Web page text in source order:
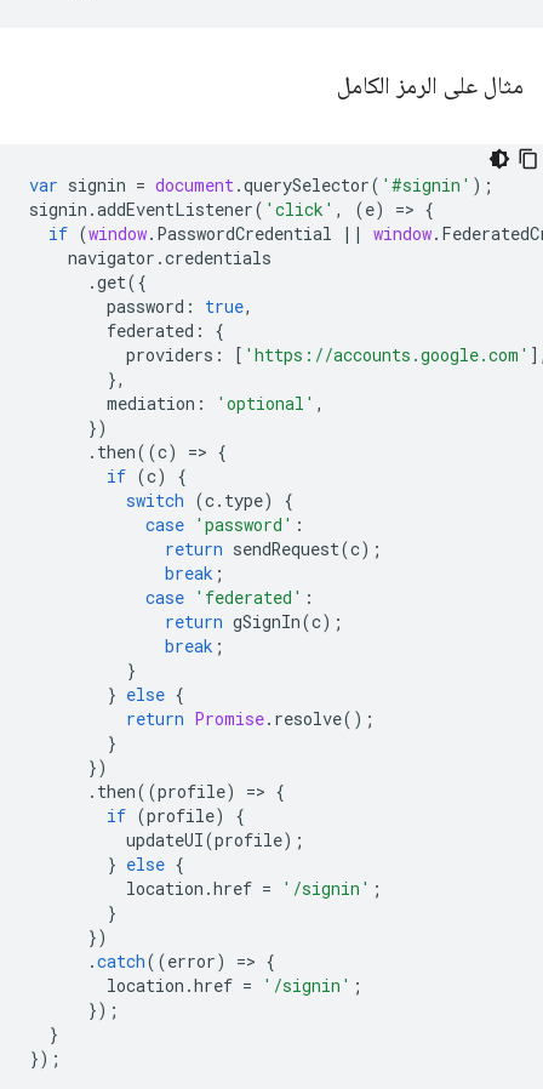
مثال على الرمز الكامل
var signin = document.querySelector( '#signin' );
signin .addEventListener( 'click' , (e) => {
if (window. PasswordCredential || window.
navigator .credentials
.get({
password : true,
federated :
{
providers : [ 'https://accounts.google.com'
},
mediation : 'optional' ,
})
. then((c) => {
if (c)
{
switch (c. type)
{
case 'password' :
return sendRequest(c);
break ;
case 'federated' :
return gSignIn(c);
break ;
}
} else {
return Promise. resolve();
}
})
. then((profile) => {
if (profile)
{
updateUI(profile);
} else {
location .href = '/signin' ;
}
})
.catch((error) => {
location .href = '/signin' ;
});
}
});